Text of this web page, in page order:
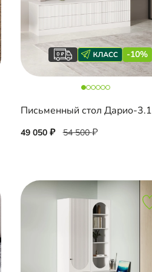
-10%
Письменный стол Дарио-3.1
49 050 54 500